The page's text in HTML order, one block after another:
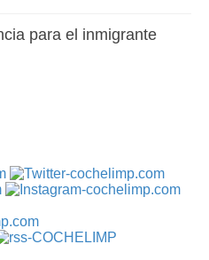
para el inmigrante